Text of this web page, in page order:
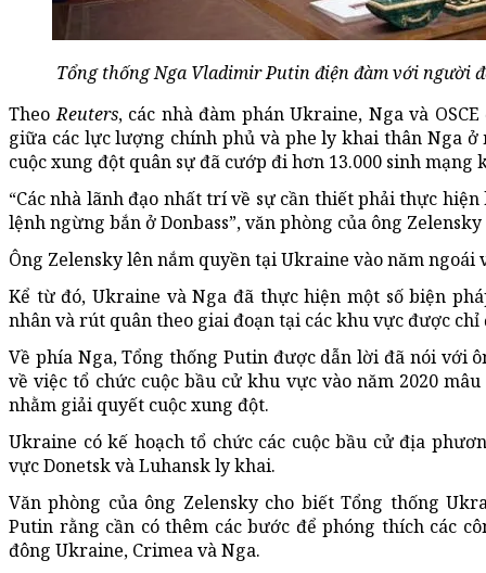
Tổng thống Nga Vladimir Putin điện đàm với người
TheoReuters, các nhà đàm phán Ukraine, Nga và
giữa các lực lượng chính phủ và phe ly khai thân Nga
cuộc xung đột quân sự đã cướp đi hơn 13.000 sinh mạng
“Các nhà lãnh đạo nhất trí về sự cần thiết phải thực
lệnh ngừng bắn ở Donbass”, văn phòng của ông
Ông Zelensky lên nắm quyền tại Ukraine vào năm
Kể từ đó, Ukraine và Nga đã thực hiện một số biện
nhân và rút quân theo giai đoạn tại các khu vực được chỉ
Về phía Nga, Tổng thống Putin được dẫn lời đã nói với
về việc tổ chức cuộc bầu cử khu vực vào năm 2020
nhằm giải quyết cuộc xung đột.
Ukraine có kế hoạch tổ chức các cuộc bầu cử địa
vực Donetsk và Luhansk ly khai.
Văn phòng của ông Zelensky cho biết Tổng thống
Putin rằng cần có thêm các bước để phóng thích các
đông Ukraine, Crimea và Nga.